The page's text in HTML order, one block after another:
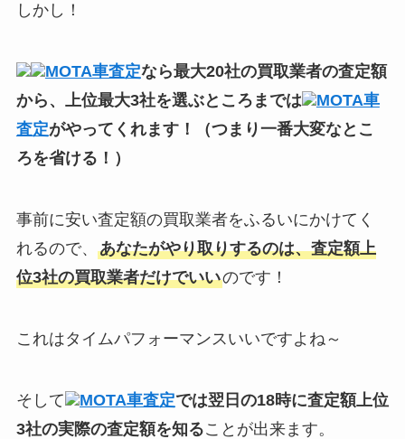
しかし！
MOTA車査定なら最大20社の買取業者の査定額
から、上位最大3社を選ぶところまでは
MOTA車
査定がやってくれます！（つまり一番大変なとこ
ろを省ける！）
事前に安い査定額の買取業者をふるいにかけてく
れるので、 あなたがやり取りするのは、査定額上
位3社の買取業者だけでいいのです！
これはタイムパフォーマンスいいですよね～
そして MOTA車査定では翌日の18時に査定額上位
3社の実際の査定額を知ることが出来ます。